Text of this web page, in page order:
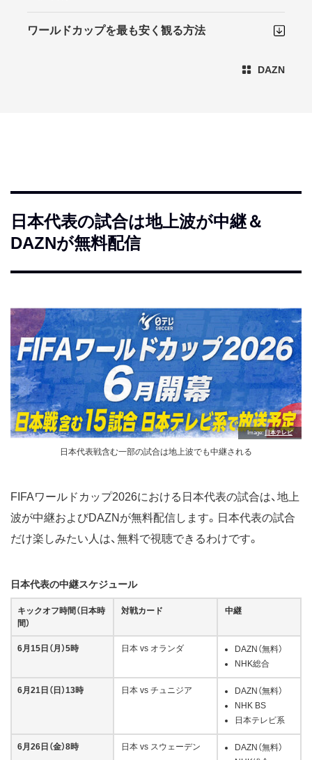
ワールドカップを最も安く観る方法
DAZN
日本代表の試合は地上波が中継＆
DAZNが無料配信
Image 日本テレビ
日本代表戦含む一部の試合は地上波でも中継される
FIFAワールドカップ2026における日本代表の試合は、地上
波が中継およびDAZNが無料配信します。日本代表の試合
だけ楽しみたい人は、無料で視聴できるわけです。
日本代表の中継スケジュール
キックオフ時間（日本時
間）
対戦カード 中継
6月15日（月）5時 日本 vs オランダ
DAZN（無料）
NHK総合
6月21日（日）13時 日本 vs チュニジア
DAZN（無料）
NHK BS
日本テレビ系
6月26日（金）8時 日本 vs スウェーデン
DAZN（無料）